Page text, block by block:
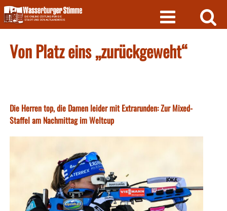
Skip
to
content
Von Platz eins „zurückgeweht“
Die Herren top, die Damen leider mit Extrarunden: Zur Mixed-
Staffel am Nachmittag im Weltcup